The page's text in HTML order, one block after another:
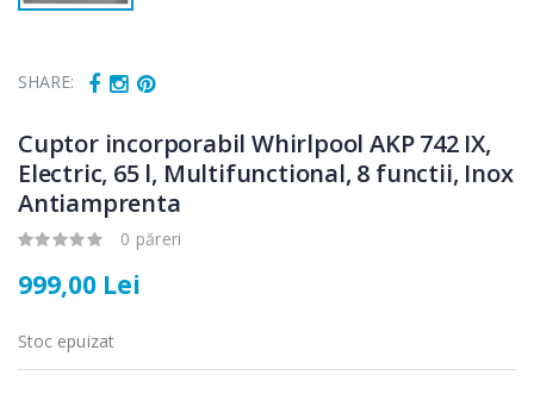
SHARE:
Cuptor incorporabil Whirlpool AKP 742 IX,
Electric, 65 l, Multifunctional, 8 functii, Inox
Antiamprenta
0 păreri
999,00 Lei
Stoc epuizat
Cuptor cu
microunde
electric cu filtru